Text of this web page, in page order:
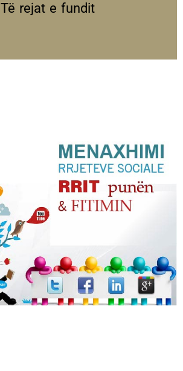
Të rejat e fundit